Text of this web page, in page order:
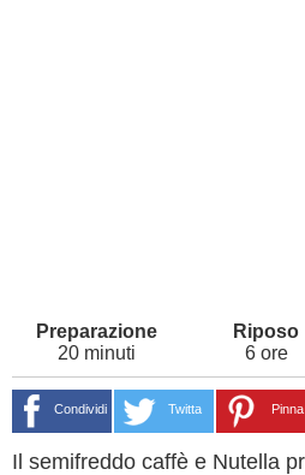
20 minuti 6 ore
Condividi Twitta Pinna
Il semifreddo caffè e Nutella